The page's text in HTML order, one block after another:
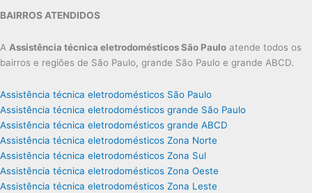
BAIRROS ATENDIDOS
A Assistência técnica eletrodomésticos São Paulo atende todos os
bairros e regiões de São Paulo, grande São Paulo e grande ABCD.
Assistência técnica eletrodomésticos São Paulo
Assistência técnica eletrodomésticos grande São Paulo
Assistência técnica eletrodomésticos grande ABCD
Assistência técnica eletrodomésticos Zona Norte
Assistência técnica eletrodomésticos Zona Sul
Assistência técnica eletrodomésticos Zona Oeste
Assistência técnica eletrodomésticos Zona Leste